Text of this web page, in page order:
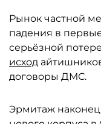
Рынок частной
падения в
серьёзной
исход
договоры ДМС.
Эрмитаж наконец